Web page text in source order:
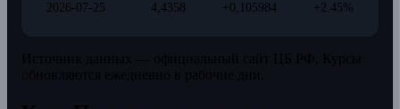
2026-07-25 4,4358 +0,105984 +2.45%